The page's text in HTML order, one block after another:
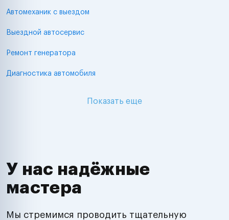
Автомеханик с выездом
Выездной автосервис
Ремонт генератора
Диагностика автомобиля
Показать еще
У нас надёжные
мастера
Мы стремимся проводить тщательную